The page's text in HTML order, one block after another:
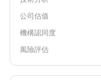
公司估值
機構認同度
風險評估